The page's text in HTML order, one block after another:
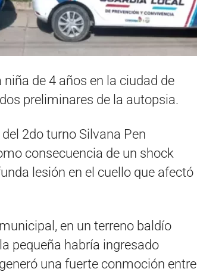
de 4 años en la ciudad de
preliminares de la autopsia.
2do turno Silvana Pen
consecuencia de un shock
lesión en el cuello que afectó
en un terreno baldío
pequeña habría ingresado
una fuerte conmoción entre